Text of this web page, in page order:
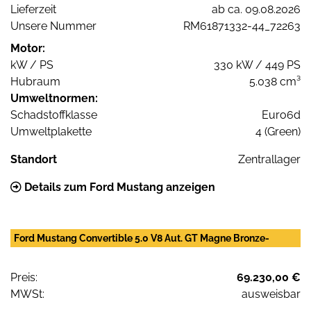
Lieferzeit
ab ca. 09.08.2026
Unsere Nummer
RM61871332-44_72263
Motor:
kW / PS
330 kW / 449 PS
Hubraum
5.038 cm³
Umweltnormen:
Schadstoffklasse
Euro6d
Umweltplakette
4 (Green)
Standort Zentrallager
Details zum Ford Mustang anzeigen
Ford Mustang Convertible 5.0 V8 Aut. GT Magne Bronze-
Preis:
69.230,00 €
MWSt:
ausweisbar